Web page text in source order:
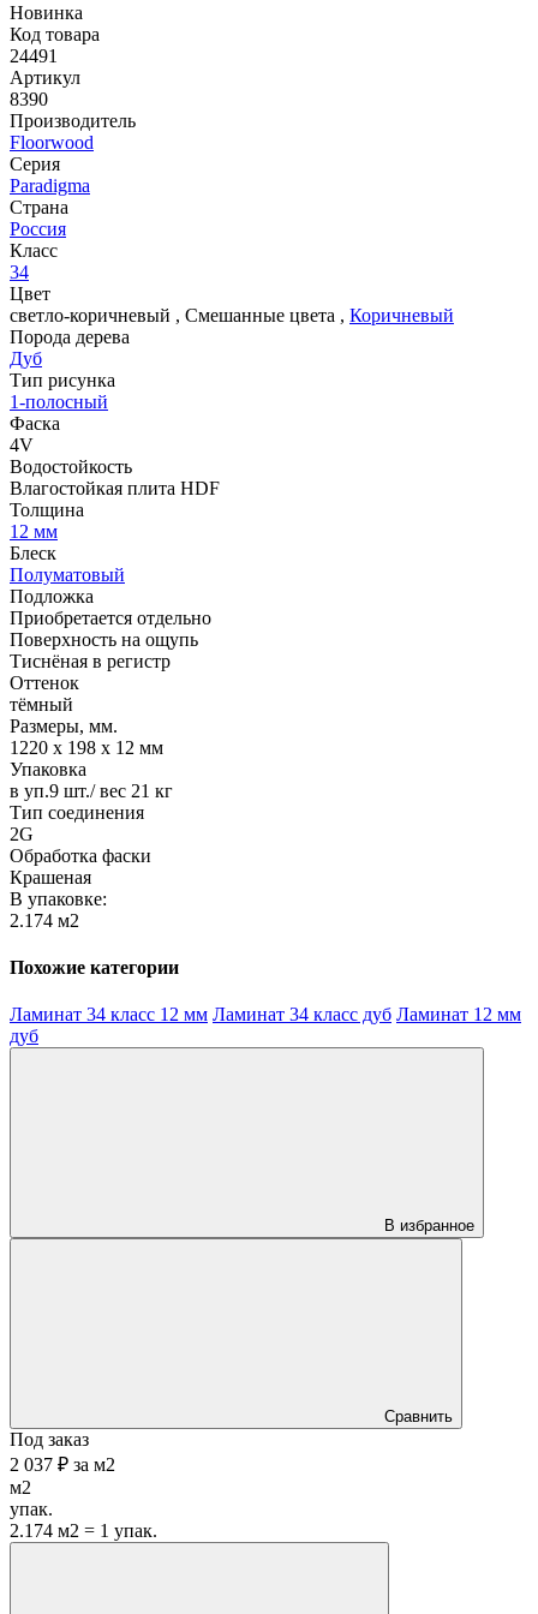
Новинка
Код товара
24491
Артикул
8390
Производитель
Floorwood
Серия
Paradigma
Страна
Россия
Класс
34
Цвет
светло-коричневый , Смешанные цвета , Коричневый
Порода дерева
Дуб
Тип рисунка
1-полосный
Фаска
4V
Водостойкость
Влагостойкая плита HDF
Толщина
12 мм
Блеск
Полуматовый
Подложка
Приобретается отдельно
Поверхность на ощупь
Тиснёная в регистр
Оттенок
тёмный
Размеры, мм.
1220 х 198 х 12 мм
Упаковка
в уп.9 шт./ вес 21 кг
Тип соединения
2G
Обработка фаски
Крашеная
В упаковке:
2.174 м2
Похожие категории
Ламинат 34 класс 12 мм Ламинат 34 класс дуб Ламинат 12 мм
дуб
В избранное
Сравнить
Под заказ
2 037 ₽ за м2
м2
упак.
2.174 м2 = 1 упак.